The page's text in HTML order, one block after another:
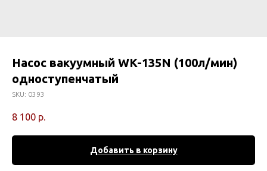
Насос вакуумный WK-135N (100л/мин)
одноступенчатый
SKU: 0393
8 100 р.
Добавить в корзину